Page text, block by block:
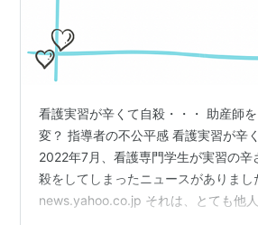
看護実習が辛くて自殺・・・ 助産師
変？ 指導者の不公平感 看護実習が辛
2022年7月、看護専門学生が実習の辛
殺をしてしまったニュースがありまし
news.yahoo.co.jp それは、とても他